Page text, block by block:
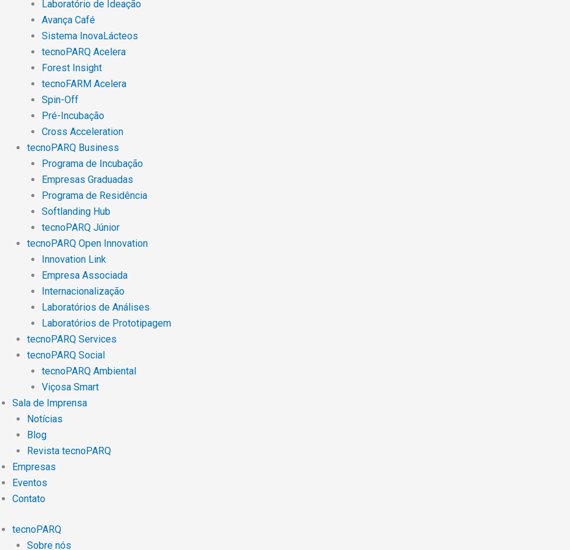
Laboratório de Ideação
Avança Café
Sistema InovaLácteos
tecnoPARQ Acelera
Forest Insight
tecnoFARM Acelera
Spin-Off
Pré-Incubação
Cross Acceleration
tecnoPARQ Business
Programa de Incubação
Empresas Graduadas
Programa de Residência
Softlanding Hub
tecnoPARQ Júnior
tecnoPARQ Open Innovation
Innovation Link
Empresa Associada
Internacionalização
Laboratórios de Análises
Laboratórios de Prototipagem
tecnoPARQ Services
tecnoPARQ Social
tecnoPARQ Ambiental
Viçosa Smart
Sala de Imprensa
Notícias
Blog
Revista tecnoPARQ
Empresas
Eventos
Contato
tecnoPARQ
Sobre nós